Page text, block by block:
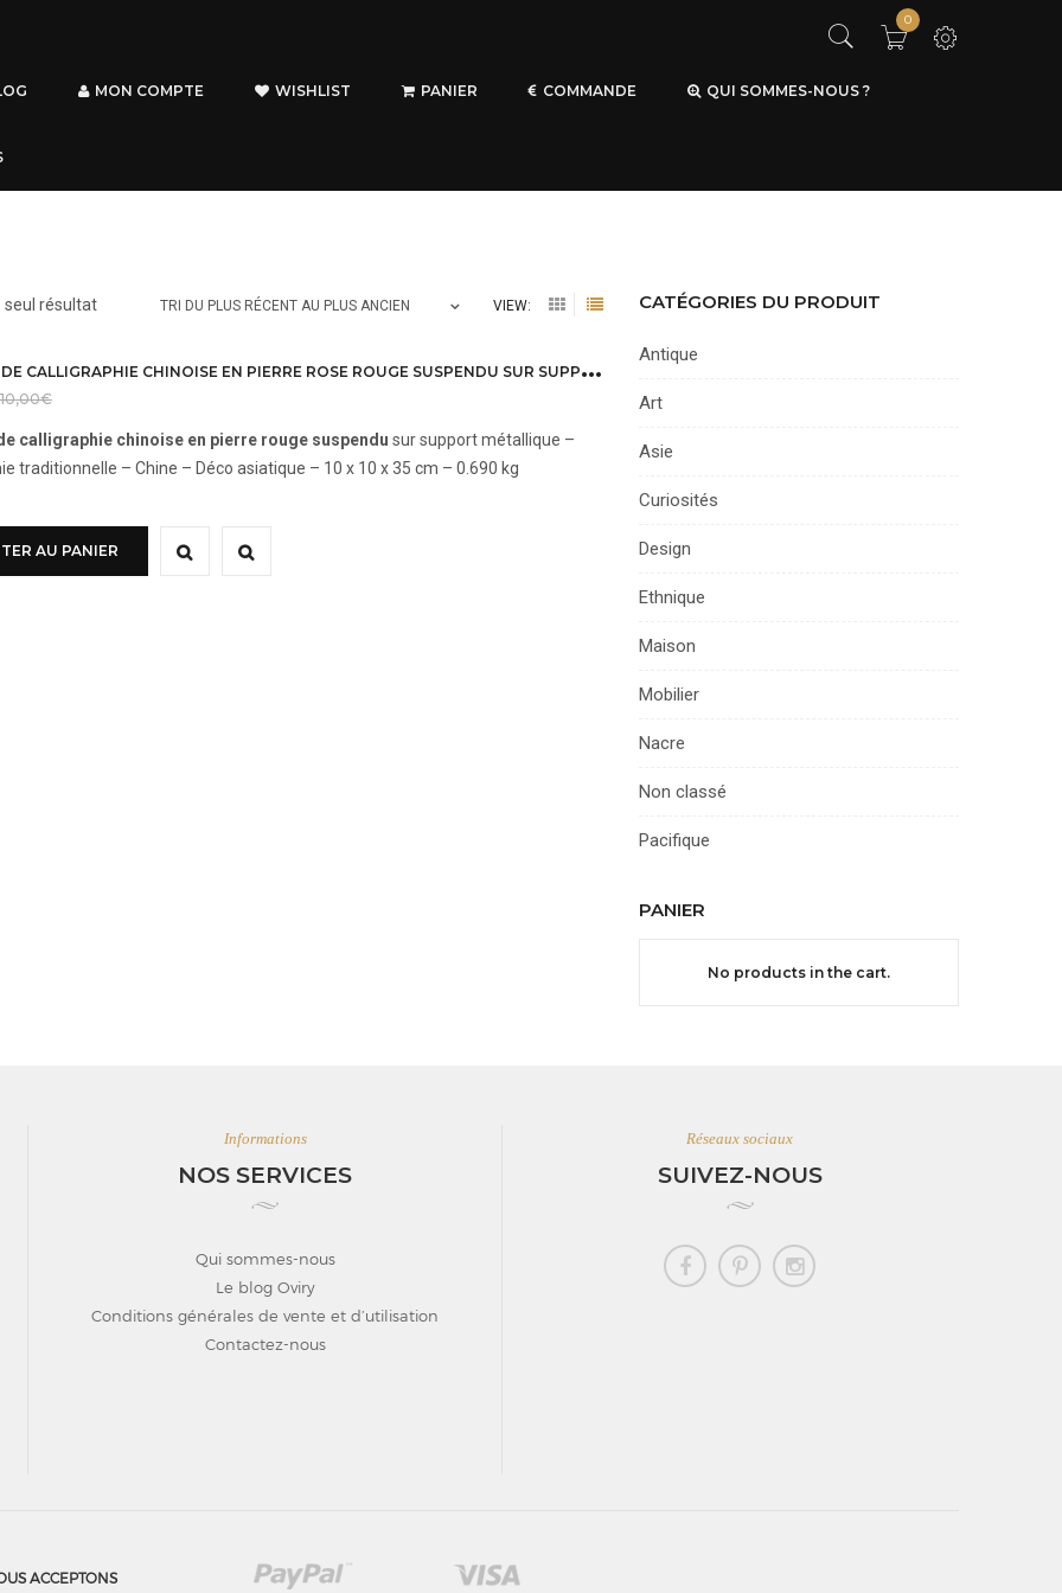
0
MON COMPTE WISHLIST PANIER COMMANDE QUI SOMMES-NOUS ?
seul résultat TRI DU PLUS RÉCENT AU PLUS ANCIEN VIEW:
P
INCEAU DE CALLIGRAPHIE CHINOISE EN PIERRE ROSE ROUGE SUSPENDU SUR SUPPORT MÉTALLIQUE
€
calligraphie chinoise en pierre rouge suspendu sur support métallique –
traditionnelle – Chine – Déco asiatique – 10 x 10 x 35 cm – 0.690 kg
AU PANIER
CATÉGORIES DU PRODUIT
Antique
Art
Asie
Curiosités
Design
Ethnique
Maison
Mobilier
Nacre
Non classé
Pacifique
PANIER
No products in the cart.
Informations
NOS SERVICES
Qui sommes-nous
Le blog Oviry
Conditions générales de vente et d’utilisation
Contactez-nous
Réseaux sociaux
SUIVEZ-NOUS
ACCEPTONS